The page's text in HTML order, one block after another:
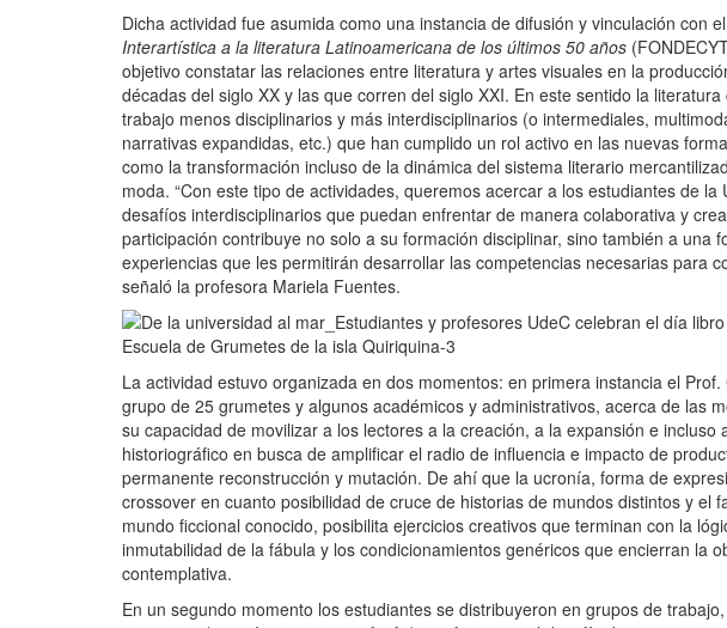
Dicha actividad fue asumida como una instancia de difusión y vinculación con
Interartística a la literatura Latinoamericana de los últimos 50 años
objetivo constatar las relaciones entre literatura y artes visuales en la
décadas del siglo XX y las que corren del siglo XXI. En este sentido la
trabajo menos disciplinarios y más interdisciplinarios (o intermediales,
narrativas expandidas, etc.) que han cumplido un rol activo en las nuevas
como la transformación incluso de la dinámica del sistema literario
moda. “Con este tipo de actividades, queremos acercar a los estudiantes de
desafíos interdisciplinarios que puedan enfrentar de manera colaborativa y
participación contribuye no solo a su formación disciplinar, sino también a una
experiencias que les permitirán desarrollar las competencias necesarias para
señaló la profesora Mariela Fuentes.
La actividad estuvo organizada en dos momentos: en primera instancia el
grupo de 25 grumetes y algunos académicos y administrativos, acerca de las
su capacidad de movilizar a los lectores a la creación, a la expansión e incluso
historiográfico en busca de amplificar el radio de influencia e impacto de
permanente reconstrucción y mutación. De ahí que la ucronía, forma de
crossover en cuanto posibilidad de cruce de historias de mundos distintos y el
mundo ficcional conocido, posibilita ejercicios creativos que terminan con la
inmutabilidad de la fábula y los condicionamientos genéricos que encierran la
contemplativa.
En un segundo momento los estudiantes se distribuyeron en grupos de